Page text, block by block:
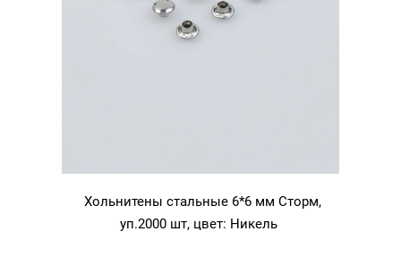
Хольнитены стальные 6*6 мм Сторм,
уп.2000 шт, цвет: Никель